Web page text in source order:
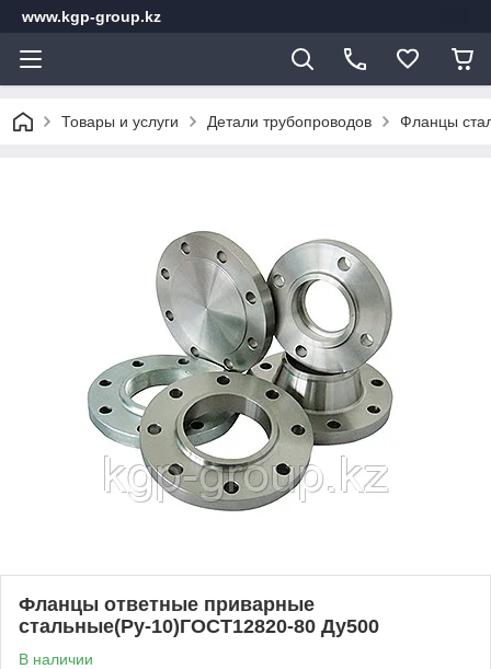
www.kgp-group.kz
Товары и услуги Детали трубопроводов Фланцы
Фланцы ответные приварные
стальные(Ру-10)ГОСТ12820-80 Ду500
В наличии